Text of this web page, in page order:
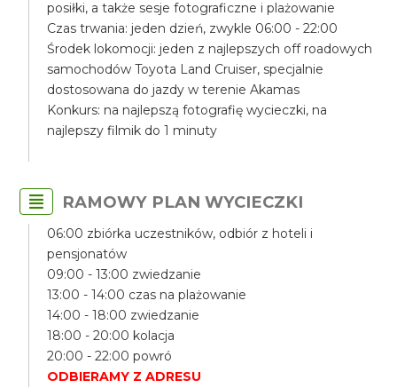
posiłki, a także sesje fotograficzne i plażowanie
Czas trwania: jeden dzień, zwykle 06:00 - 22:00
Środek lokomocji: jeden z najlepszych off roadowych
samochodów Toyota Land Cruiser, specjalnie
dostosowana do jazdy w terenie Akamas
Konkurs: na najlepszą fotografię wycieczki, na
najlepszy filmik do 1 minuty
RAMOWY PLAN WYCIECZKI
06:00 zbiórka uczestników, odbiór z hoteli i
pensjonatów
09:00 - 13:00 zwiedzanie
13:00 - 14:00 czas na plażowanie
14:00 - 18:00 zwiedzanie
18:00 - 20:00 kolacja
20:00 - 22:00 powró
ODBIERAMY Z ADRESU